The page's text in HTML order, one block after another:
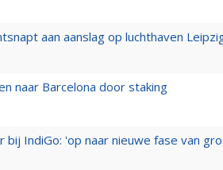
aan aanslag op luchthaven
naar Barcelona door staking
IndiGo: 'op naar nieuwe fase van